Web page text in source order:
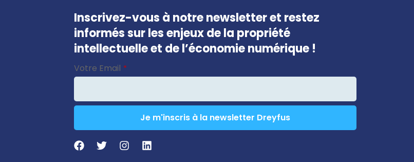
Inscrivez-vous à notre newsletter et restez
informés sur les enjeux de la propriété
intellectuelle et de l’économie numérique !
Email
Address *
Votre Email *
Je m'inscris à la newsletter Dreyfus